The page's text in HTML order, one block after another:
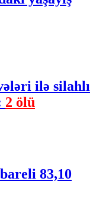
ilə silahlı
2 ölü
83,10